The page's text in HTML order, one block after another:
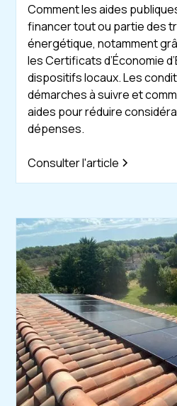
Comment les aides
financer tout ou partie des
énergétique, notamment
les Certificats d’Économie
dispositifs locaux. Les
démarches à suivre et
aides pour réduire
dépenses.
Consulter l'article